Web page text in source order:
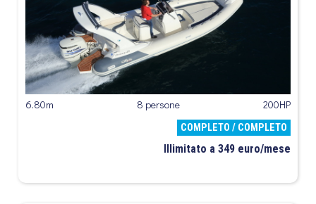
6.80m 8 persone 200HP
COMPLETO / COMPLETO
Illimitato a 349 euro/mese